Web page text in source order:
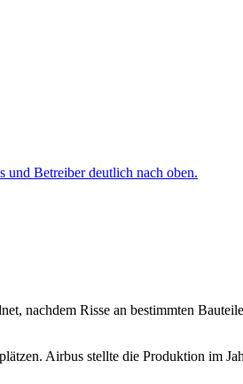
und Betreiber deutlich nach oben.
nachdem Risse an bestimmten
Airbus stellte die Produktion im